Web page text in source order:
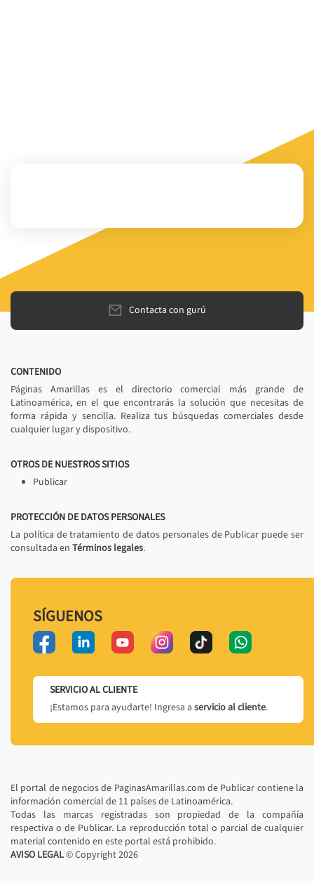
Contacta con gurú
CONTENIDO
Páginas Amarillas es el directorio comercial más grande de
Latinoamérica, en el que encontrarás la solución que necesitas de
forma rápida y sencilla. Realiza tus búsquedas comerciales desde
cualquier lugar y dispositivo.
OTROS DE NUESTROS SITIOS
Publicar
PROTECCIÓN DE DATOS PERSONALES
La política de tratamiento de datos personales de Publicar puede ser
consultada en Términos legales.
SÍGUENOS
SERVICIO AL CLIENTE
¡Estamos para ayudarte! Ingresa a servicio al cliente.
El portal de negocios de PaginasAmarillas.com de Publicar contiene la
información comercial de 11 países de Latinoamérica.
Todas las marcas registradas son propiedad de la compañía
respectiva o de Publicar. La reproducción total o parcial de cualquier
material contenido en este portal está prohibido.
AVISO LEGAL© Copyright2026